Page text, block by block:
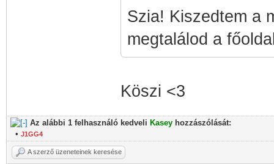
Szia! Kiszedtem a
megtalálod a
Köszi <3
Az alábbi 1 felhasználó kedveli Kasey hozzászólását:
• J1GG4
A szerző üzeneteinek keresése